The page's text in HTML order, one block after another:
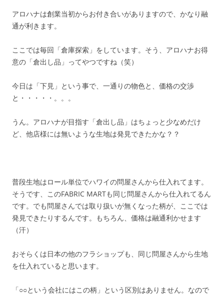
アロハナは創業当初からお付き合いがありますので、かなり融
通が利きます。
ここでは毎回「倉庫探索」をしています。そう、アロハナお得
意の「倉出し品」ってやつですね（笑）
今日は「下見」という事で、一通りの物色と、価格の交渉
と・・・・・。。。
うん。アロハナが目指す「倉出し品」はちょっと少なめだけ
ど、他店様には無いような生地は発見できたかな？？
普段生地はロール単位でハワイの問屋さんから仕入れてます。
そうです、このFABRIC MARTも同じ問屋さんから仕入れてるん
です。でも問屋さんでは取り扱いが無くなった柄が、ここでは
発見できたりするんです。もちろん、価格は融通利かせます
（汗）
おそらくは日本の他のフラショップも、同じ問屋さんから生地
を仕入れていると思います。
「○○という会社にはこの柄」という区別はありません。なので